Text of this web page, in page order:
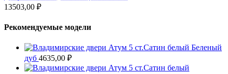
13503,00 ₽
Рекомендуемые модели
Атум 5 ст.Сатин белый Беленый
дуб 4635,00 ₽
Атум 5 ст.Сатин белый